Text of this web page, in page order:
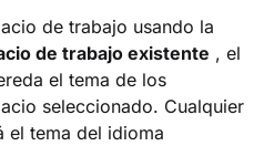
de trabajo usando la
de trabajo existente , el
el tema de los
seleccionado. Cualquier
el tema del idioma